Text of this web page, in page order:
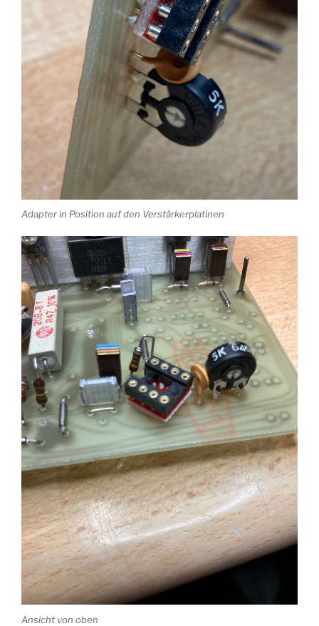
Adapter in Position auf den Verstärkerplatinen
Ansicht von oben